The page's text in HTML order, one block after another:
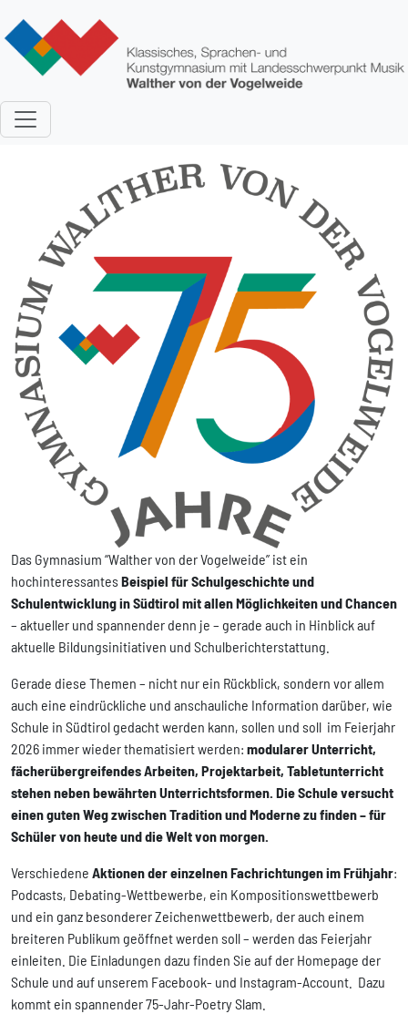
Das Gymnasium “Walther von der Vogelweide” ist ein
hochinteressantesBeispiel für Schulgeschichte und
Schulentwicklung in Südtirol mit allen Möglichkeiten und Chancen
– aktueller und spannender denn je – gerade auch in Hinblick auf
aktuelle Bildungsinitiativen und Schulberichterstattung.
Gerade diese Themen – nicht nur ein Rückblick, sondern vor allem
auch eine eindrückliche und anschauliche Information darüber, wie
Schule in Südtirol gedacht werden kann, sollen und soll im Feierjahr
2026 immer wieder thematisiert werden: modularer Unterricht,
fächerübergreifendes Arbeiten, Projektarbeit, Tabletunterricht
stehen neben bewährten Unterrichtsformen. Die Schule versucht
einen guten Weg zwischen Tradition und Moderne zu finden – für
Schüler von heute und die Welt von morgen.
Verschiedene Aktionen der einzelnen Fachrichtungen im Frühjahr:
Podcasts, Debating-Wettbewerbe, ein Kompositionswettbewerb
und ein ganz besonderer Zeichenwettbewerb, der auch einem
breiteren Publikum geöffnet werden soll – werden das Feierjahr
einleiten. Die Einladungen dazu finden Sie auf der Homepage der
Schule und auf unserem Facebook- und Instagram-Account. Dazu
kommt ein spannender 75-Jahr-Poetry Slam.